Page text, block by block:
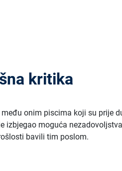
kritika
onim piscima koji su prije
izbjegao moguća
bavili tim poslom.